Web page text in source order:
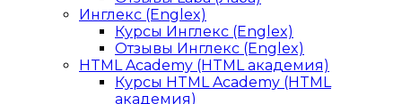
Инглекс (Englex)
Курсы Инглекс (Englex)
Отзывы Инглекс (Englex)
HTML Academy (HTML академия)
Курсы HTML Academy (HTML
академия)